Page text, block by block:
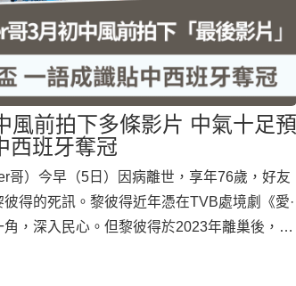
風前拍下多條影片 中氣十足預
貼中西班牙奪冠
哥）今早（5日）因病離世，享年76歲，好友
得的死訊。黎彼得近年憑在TVB處境劇《愛·
，深入民心。但黎彼得於2023年離巢後，近
玖噏秘笈》最近一次更新黎彼得的影片，是